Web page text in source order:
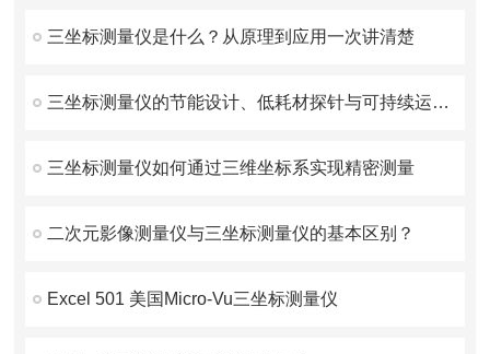
三坐标测量仪是什么？从原理到应用一次讲清楚
三坐标测量仪的节能设计、低耗材探针与可持续运维策略
三坐标测量仪如何通过三维坐标系实现精密测量
二次元影像测量仪与三坐标测量仪的基本区别？
Excel 501 美国Micro-Vu三坐标测量仪